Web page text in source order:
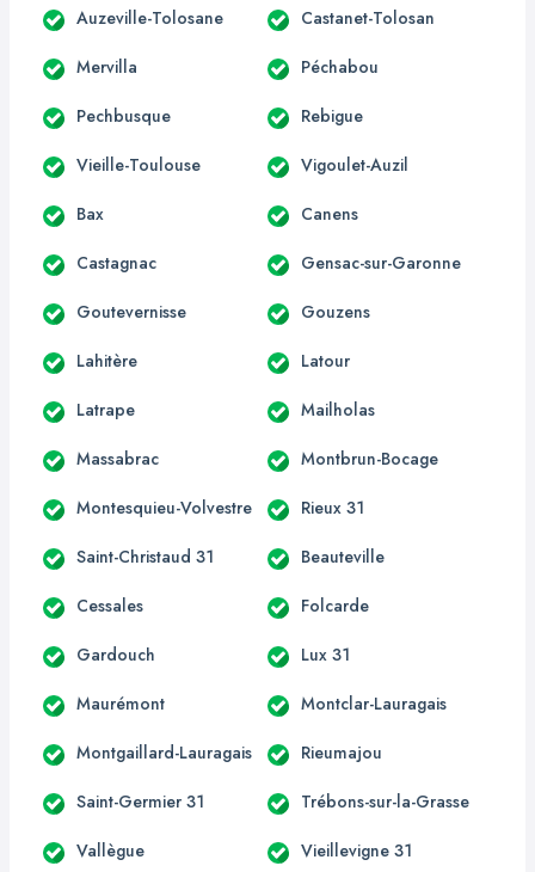
Auzeville-Tolosane Castanet-Tolosan
Mervilla Péchabou
Pechbusque Rebigue
Vieille-Toulouse Vigoulet-Auzil
Bax Canens
Castagnac Gensac-sur-Garonne
Goutevernisse Gouzens
Lahitère Latour
Latrape Mailholas
Massabrac Montbrun-Bocage
Montesquieu-Volvestre Rieux 31
Saint-Christaud 31 Beauteville
Cessales Folcarde
Gardouch Lux 31
Maurémont Montclar-Lauragais
Montgaillard-Lauragais Rieumajou
Saint-Germier 31 Trébons-sur-la-Grasse
Vallègue Vieillevigne 31